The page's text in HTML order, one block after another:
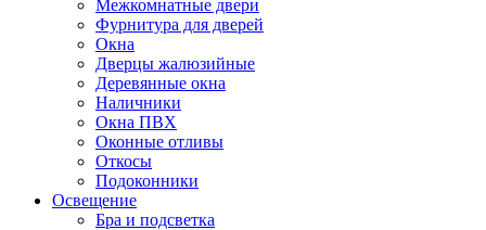
Межкомнатные двери
Фурнитура для дверей
Окна
Дверцы жалюзийные
Деревянные окна
Наличники
Окна ПВХ
Оконные отливы
Откосы
Подоконники
Освещение
Бра и подсветка